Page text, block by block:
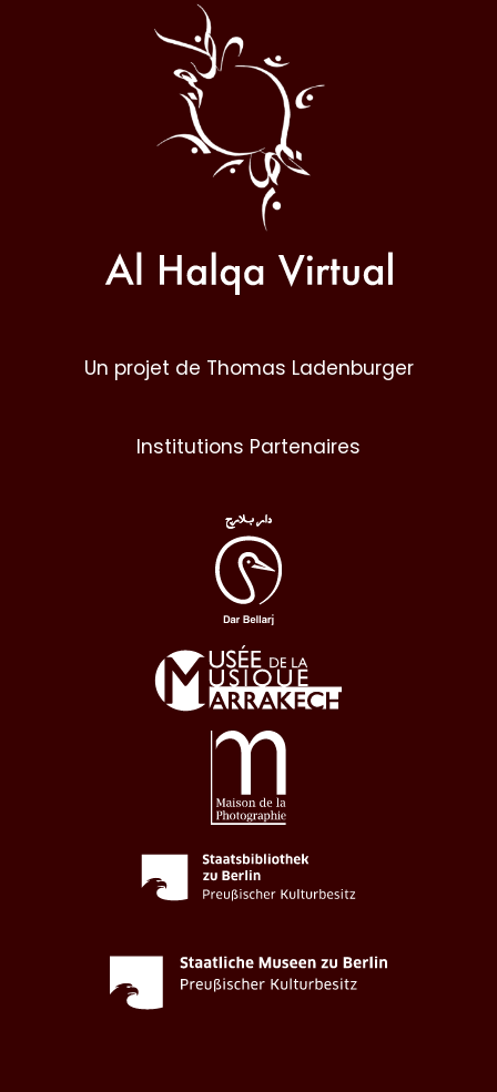
Halqa
Un projet de Thomas Ladenburger
Institutions Partenaires